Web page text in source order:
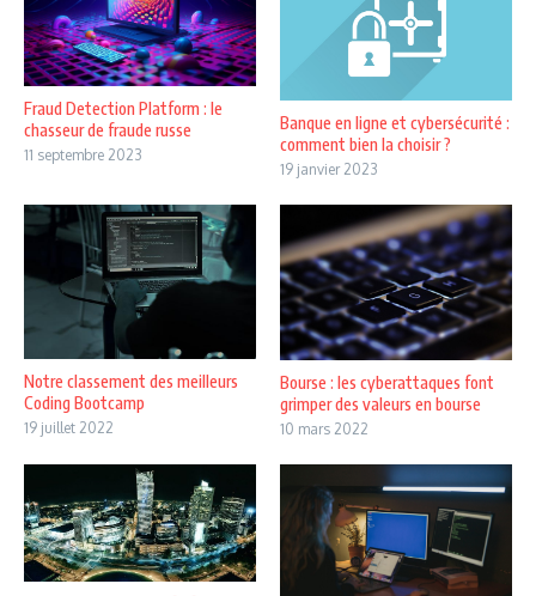
Fraud Detection Platform : le
chasseur de fraude russe
11 septembre 2023
Banque en ligne et cybersécurité :
comment bien la choisir ?
19 janvier 2023
Notre classement des meilleurs
Coding Bootcamp
19 juillet 2022
Bourse : les cyberattaques font
grimper des valeurs en bourse
10 mars 2022